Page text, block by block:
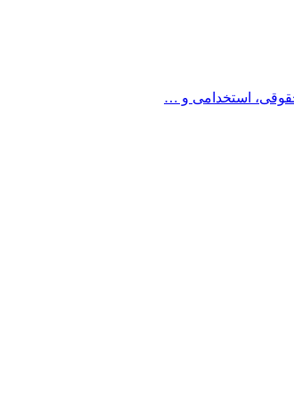
استخدامی و …